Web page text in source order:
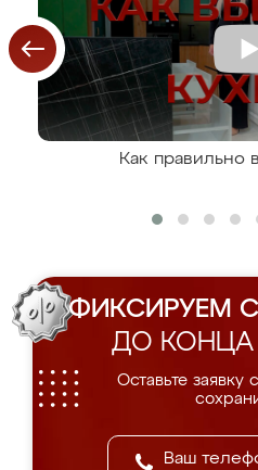
Как правильно
ФИКСИРУЕМ
ДО КОНЦА
Оставьте заявку